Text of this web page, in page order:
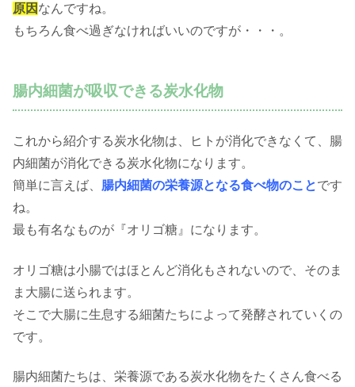
原因 なんですね。
もちろん食べ過ぎなければいいのですが・・・。
腸内細菌が吸収できる炭水化物
これから紹介する炭水化物は、ヒトが消化できなくて、腸
内細菌が消化できる炭水化物になります。
簡単に言えば、 腸内細菌の栄養源となる食べ物のことです
ね。
最も有名なものが『オリゴ糖』になります。
オリゴ糖は小腸ではほとんど消化もされないので、そのま
ま大腸に送られます。
そこで大腸に生息する細菌たちによって発酵されていくの
です。
腸内細菌たちは、栄養源である炭水化物をたくさん食べる